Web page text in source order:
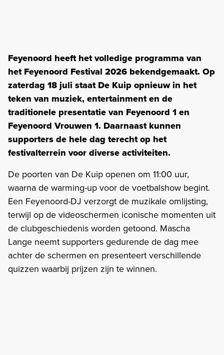
Feyenoord heeft het volledige programma van
het Feyenoord Festival 2026 bekendgemaakt. Op
zaterdag 18 juli staat De Kuip opnieuw in het
teken van muziek, entertainment en de
traditionele presentatie van Feyenoord 1 en
Feyenoord Vrouwen 1. Daarnaast kunnen
supporters de hele dag terecht op het
festivalterrein voor diverse activiteiten.
De poorten van De Kuip openen om 11:00 uur,
waarna de warming-up voor de voetbalshow begint.
Een Feyenoord-DJ verzorgt de muzikale omlijsting,
terwijl op de videoschermen iconische momenten uit
de clubgeschiedenis worden getoond. Mascha
Lange neemt supporters gedurende de dag mee
achter de schermen en presenteert verschillende
quizzen waarbij prijzen zijn te winnen.